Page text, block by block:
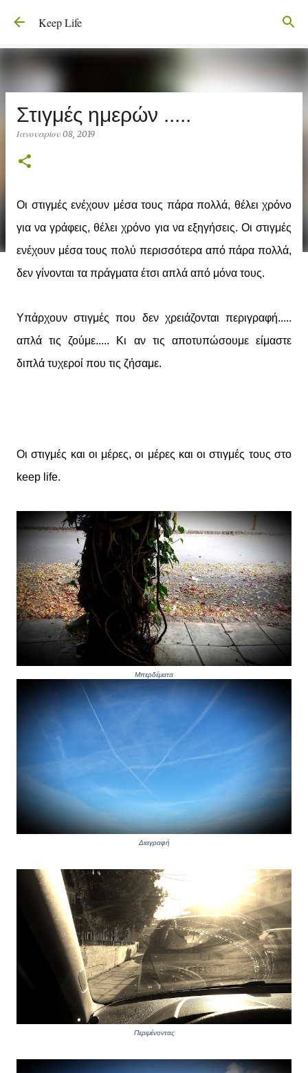
Μετάβαση στο κύριο περιεχόμενο
Keep Life
Στιγμές ημερών .....
Ιανουαρίου 08, 2019
Οι στιγμές ενέχουν μέσα τους πάρα πολλά, θέλει χρόνο
για να γράφεις, θέλει χρόνο για να εξηγήσεις. Οι στιγμές
ενέχουν μέσα τους πολύ περισσότερα από πάρα πολλά,
δεν γίνονται τα πράγματα έτσι απλά από μόνα τους.
Υπάρχουν στιγμές που δεν χρειάζονται περιγραφή.....
απλά τις ζούμε..... Κι αν τις αποτυπώσουμε είμαστε
διπλά τυχεροί που τις ζήσαμε.
Οι στιγμές και οι μέρες, οι μέρες και οι στιγμές τους στο
keep life.
Μπερδέματα
Διαγραφή
Περιμένοντας